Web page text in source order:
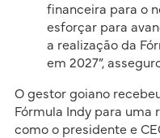
financeira para o
esforçar para
a realização da
em 2027”,
O gestor goiano
Fórmula Indy para uma
como o presidente e